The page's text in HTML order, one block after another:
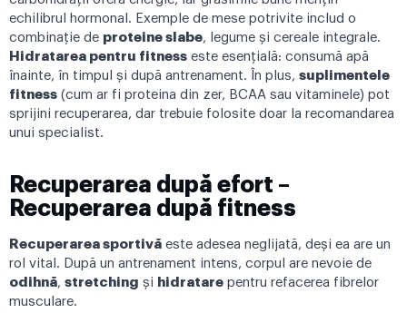
echilibrul hormonal. Exemple de mese potrivite includ o
combinație de proteine slabe, legume și cereale integrale.
Hidratarea pentru fitness este esențială: consumă apă
înainte, în timpul și după antrenament. În plus, suplimentele
fitness (cum ar fi proteina din zer, BCAA sau vitaminele) pot
sprijini recuperarea, dar trebuie folosite doar la recomandarea
unui specialist.
Recuperarea după efort –
Recuperarea după fitness
Recuperarea sportivă este adesea neglijată, deși ea are un
rol vital. După un antrenament intens, corpul are nevoie de
odihnă, stretching și hidratare pentru refacerea fibrelor
musculare.